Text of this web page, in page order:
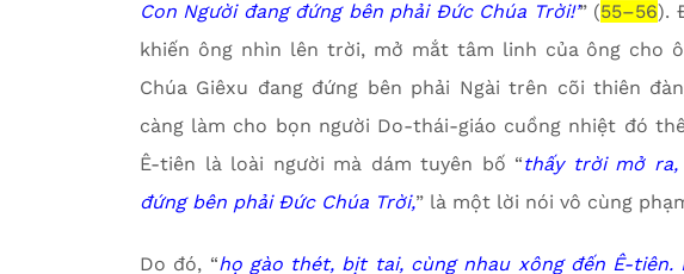
Con Người đang đứng bên phải Đức Chúa Trời!’” (55–56).
khiến ông nhìn lên trời, mở mắt tâm linh của ông cho
Chúa Giêxu đang đứng bên phải Ngài trên cõi thiên
càng làm cho bọn người Do-thái-giáo cuồng nhiệt đó
Ê-tiên là loài người mà dám tuyên bố “thấy trời mở ra,
đứng bên phải Đức Chúa Trời,” là một lời nói vô cùng
Do đó, “họ gào thét, bịt tai, cùng nhau xông đến Ê-tiên.